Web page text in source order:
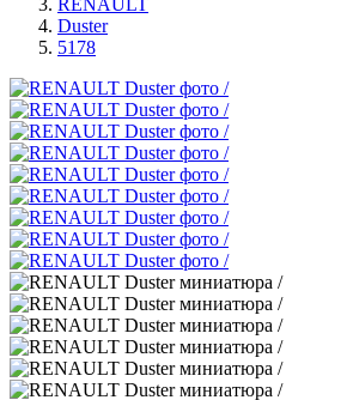
RENAULT
Duster
5178